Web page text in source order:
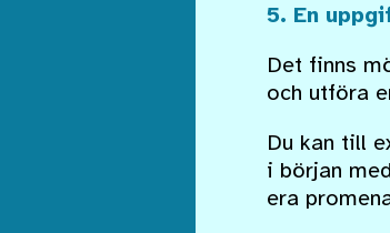
5. En
Det finns
och utföra
Du kan till
i början
era